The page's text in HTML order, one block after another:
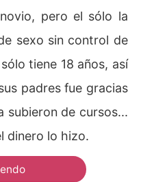
pero el sólo la
sexo sin control de
tiene 18 años, así
padres fue gracias
subieron de cursos...
dinero lo hizo.